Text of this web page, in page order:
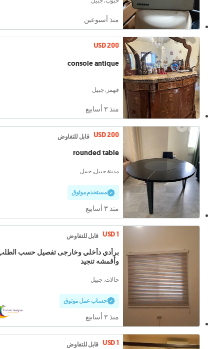
منذ أسبوعين
USD 200
console antique
قهمز, جبيل
منذ ٣ أسابيع
USD 200 قابل للتفاوض
rounded table
مدينة جبيل, جبيل
مستخدم موثوق
منذ ٣ أسابيع
USD 1 قابل للتفاوض
برأدي دأخلي وخارجى تفصيل حسب
وأقمشه تنجيد
حالات, جبيل
حساب عمل موثوق
منذ ٣ أسابيع
USD 1 قابل للتفاوض